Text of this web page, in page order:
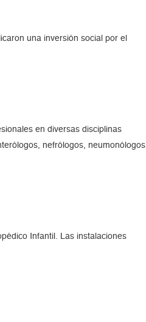
una inversión social por el
en diversas disciplinas
nefrólogos, neumonólogos,
Infantil. Las instalaciones